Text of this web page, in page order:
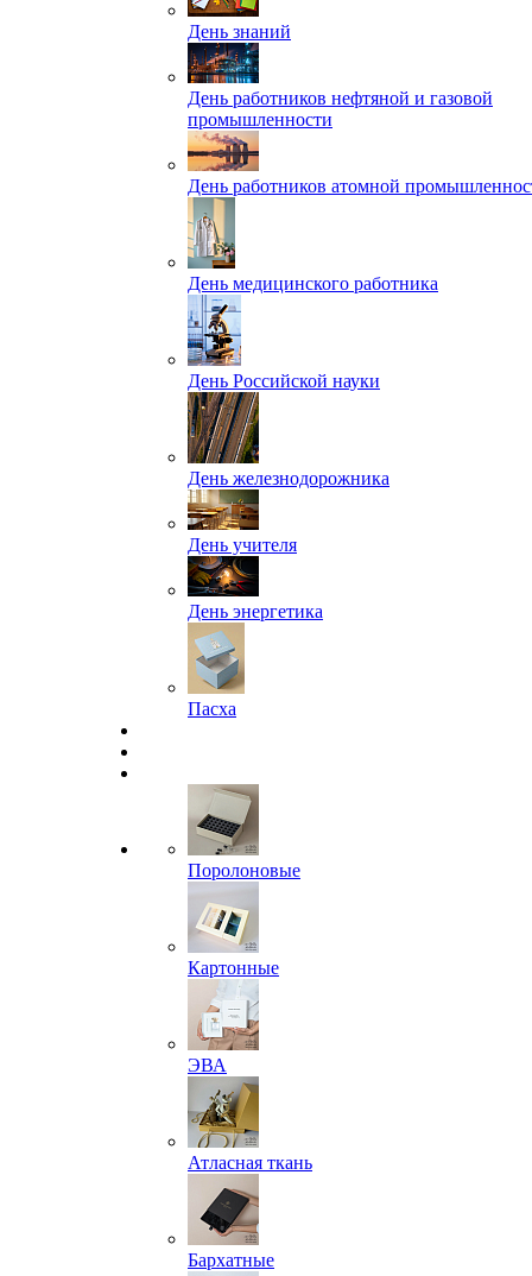
День знаний
День работников нефтяной и газовой
промышленности
День работников атомной
День медицинского работника
День Российской науки
День железнодорожника
День учителя
День энергетика
Пасха
Поролоновые
Картонные
ЭВА
Атласная ткань
Бархатные